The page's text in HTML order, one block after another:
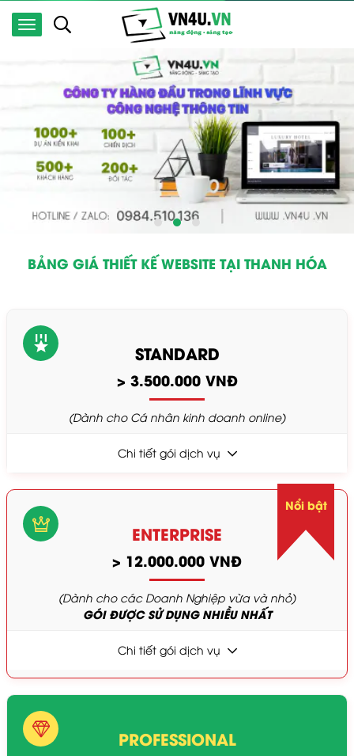
BẢNG GIÁ THIẾT KẾ WEBSITE TẠI THANH HÓA
STANDARD
> 3.500.000 VNĐ
(Dành cho Cá nhân kinh doanh online)
Chi tiết gói dịch vụ
Nổi bật
ENTERPRISE
> 12.000.000 VNĐ
(Dành cho các Doanh Nghiệp vừa và nhỏ)
GÓI ĐƯỢC SỬ DỤNG NHIỀU NHẤT
Chi tiết gói dịch vụ
PROFESSIONAL